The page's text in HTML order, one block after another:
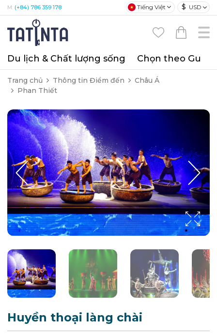
M: (+84) 786 359 178 Tiếng Việt $ USD
Du lịch & Chất lượng sống Chọn theo Gu
Trang chủ Thông tin Điểm đến
Châu Á
Phan Thiết
Huyền thoại làng chài